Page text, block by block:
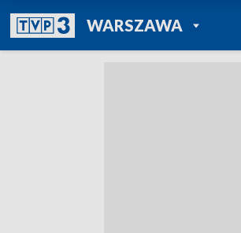
WARSZAWAPOWRÓT DO
TVP REGIONY